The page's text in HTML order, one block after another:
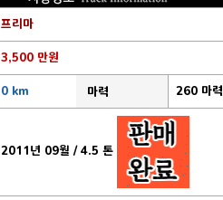
프리마
3,500 만원
0 km 마력 260 마력
2011년 09월 / 4.5 톤